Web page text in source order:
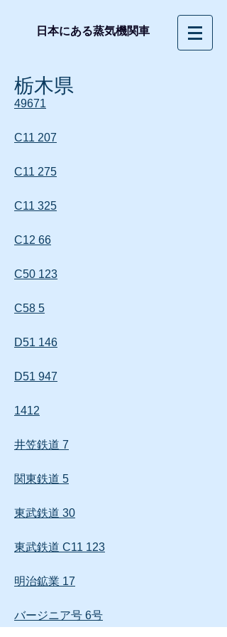
日本にある蒸気機関車
49671
C11 207
C11 275
C11 325
C12 66
C50 123
C58 5
D51 146
D51 947
1412
井笠鉄道 7
関東鉄道 5
東武鉄道 30
東武鉄道 C11 123
明治鉱業 17
バージニア号 6号
栃木県